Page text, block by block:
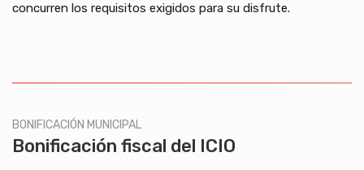
concurren los requisitos exigidos para su disfrute.
BONIFICACIÓN MUNICIPAL
Bonificación fiscal del ICIO